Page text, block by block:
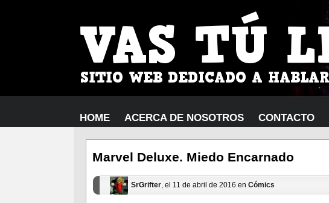
HOME ACERCA DE NOSOTROS CONTACTO
Marvel Deluxe. Miedo Encarnado
SrGrifter, el 11 de abril de 2016 en Cómics